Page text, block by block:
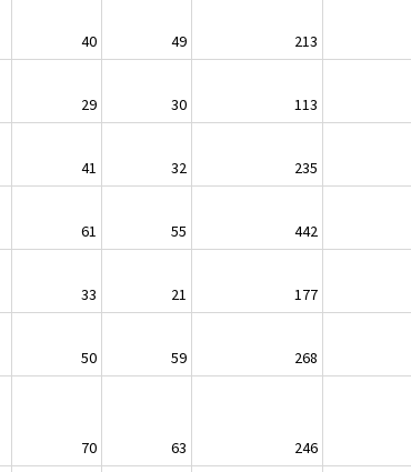
40 49 213
29 30 113
41 32 235
61 55 442
33 21 177
50 59 268
70 63 246